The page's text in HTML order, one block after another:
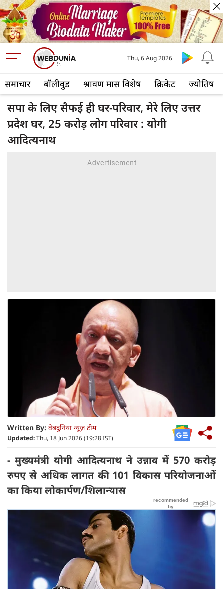
समाचार बॉलीवुड श्रावण मास विशेष क्रिकेट ज्योतिष
Thu, 6 Aug 2026
सपा के लिए सैफई ही घर-परिवार, मेरे लिए उत्तर
प्रदेश घर, 25 करोड़ लोग परिवार : योगी
आदित्यनाथ
Written By: वेबदुनिया न्यूज़ टीम
Updated:Thu, 18 Jun 2026 (19:28 IST)
- मुख्यमंत्री योगी आदित्यनाथ ने उन्नाव में 570 करोड़
रुपए से अधिक लागत की 101 विकास परियोजनाओं
का किया लोकार्पण/शिलान्यास